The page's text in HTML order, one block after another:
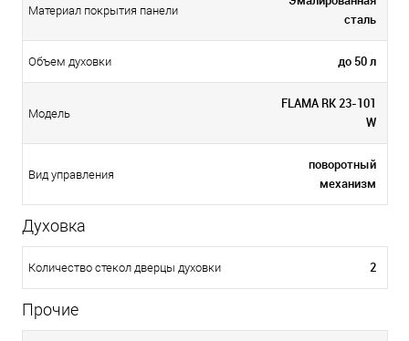
Материал покрытия панели
сталь
Объем духовки до 50 л
Модель
FLAMA RK 23-101
W
Вид управления
поворотный
механизм
Духовка
Количество стекол дверцы духовки 2
Прочие